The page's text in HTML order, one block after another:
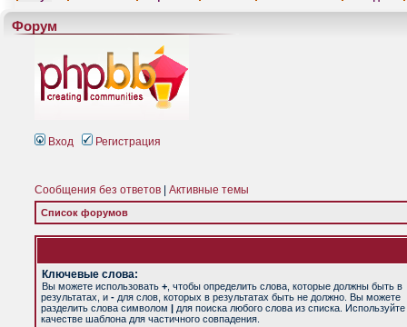
Форум
Вход Регистрация
Сообщения без ответов Активные темы
Список форумов
Ключевые слова:
Вы можете использовать + , чтобы определить слова, которые должны быть в
результатах, и - для слов, которых в результатах быть не должно. Вы можете
разделить слова символом | для поиска любого слова из списка. Используйте
качестве шаблона для частичного совпадения.